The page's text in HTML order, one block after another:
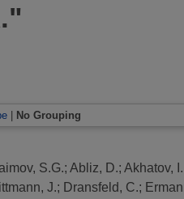
"
No Grouping
S.G.; Abliz, D.; Akhatov, I.
J.; Dransfeld, C.;